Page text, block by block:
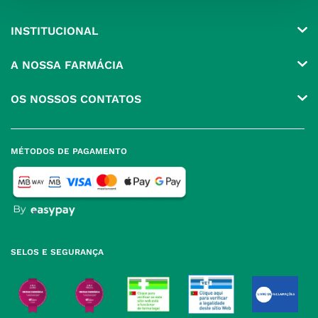
INSTITUCIONAL
Produtos Favoritos
A NOSSA FARMÁCIA
Política de Privacidade
Política de Cookies
Política de Devoluções
OS NOSSOS CONTATOS
Farmácias perto de si
MÉTODOS DE PAGAMENTO
SELOS E SEGURANÇA